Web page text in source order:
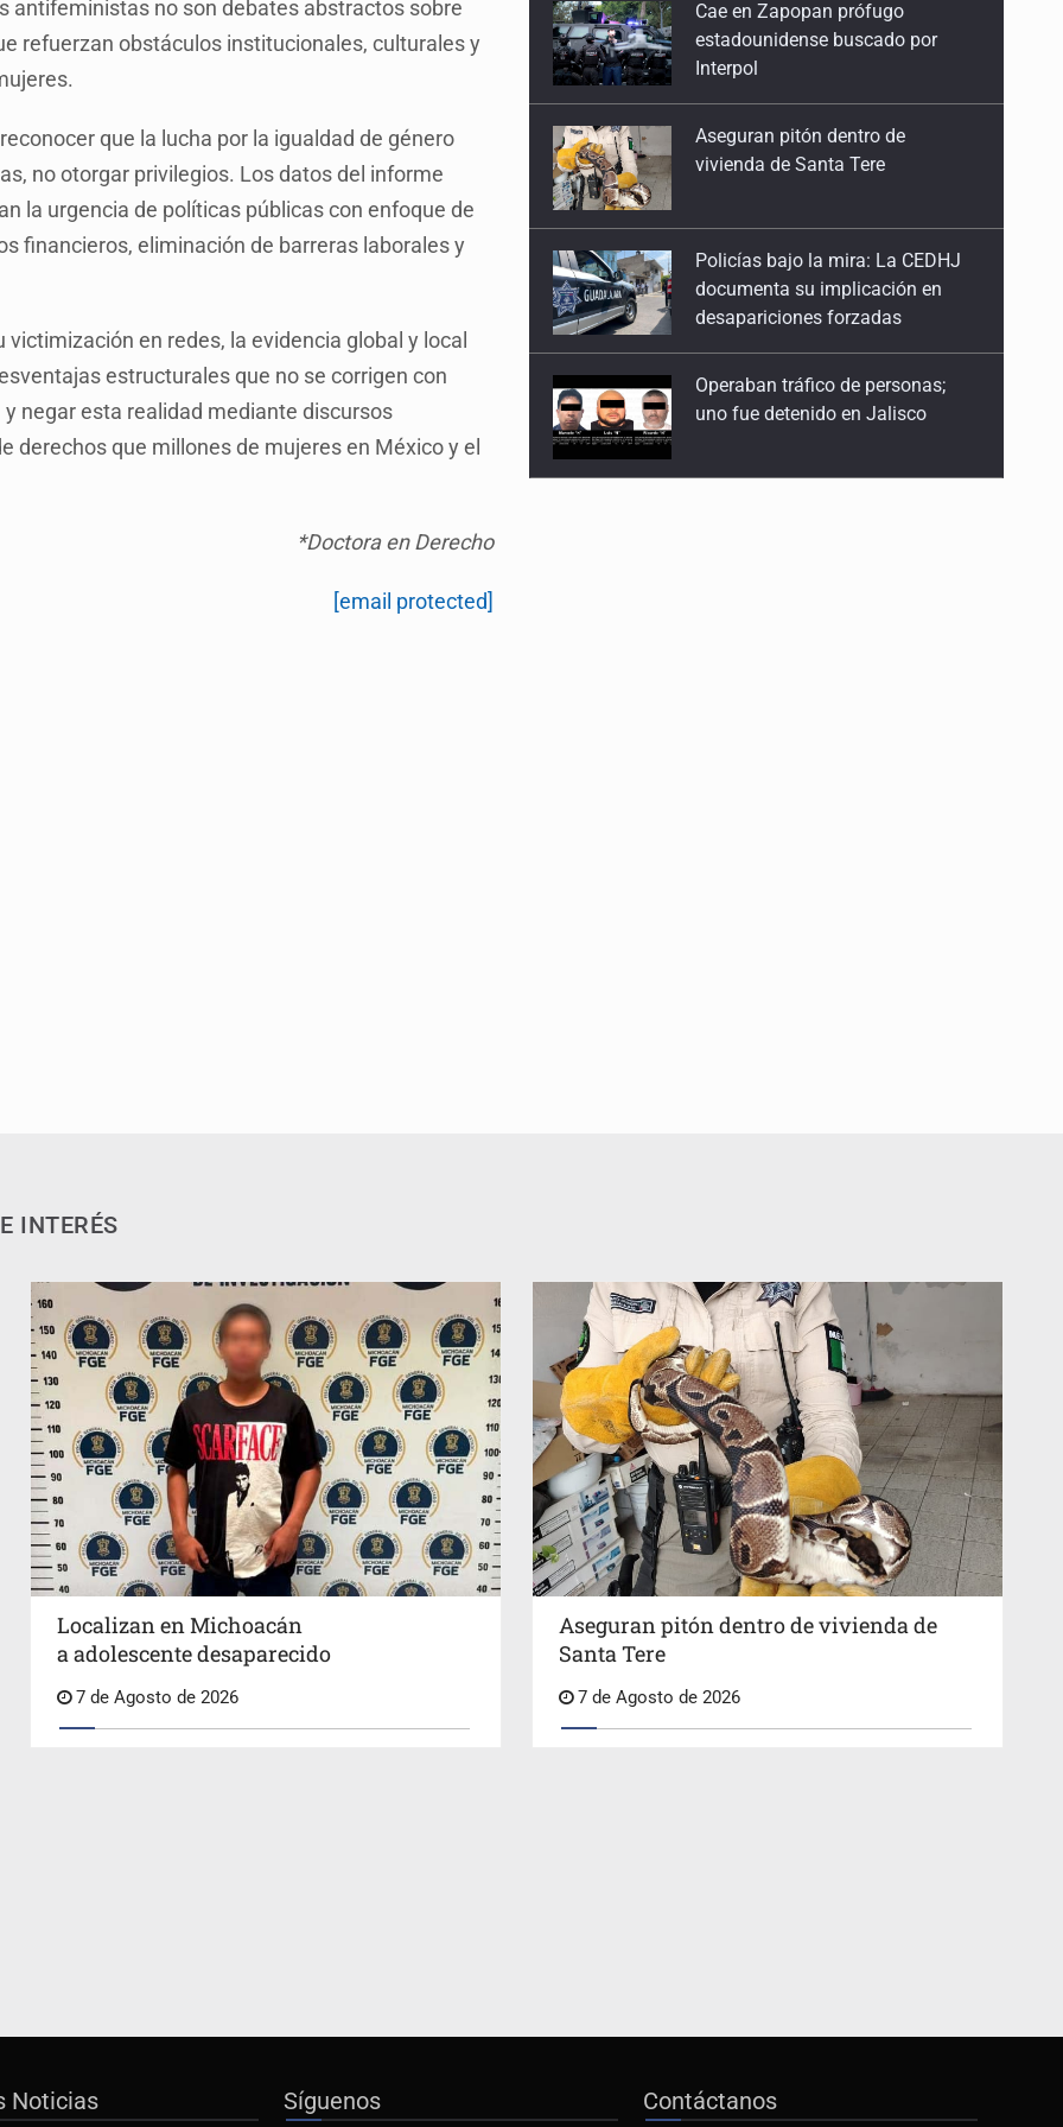
antifeministas no son debates abstractos sobre
refuerzan obstáculos institucionales, culturales y
que la lucha por la igualdad de género
no otorgar privilegios. Los datos del informe
la urgencia de políticas públicas con enfoque de
financieros, eliminación de barreras laborales y
en redes, la evidencia global y local
estructurales que no se corrigen con
negar esta realidad mediante discursos
que millones de mujeres en México y el
*Doctora en Derecho
[email protected]
14 de Abril de 2026
Eitan
24 de Marzo de 2026
Subsidio sin seguridad
La falacia meninista
10 de Febrero de 2026
Reconocer también es retribuir
3 de Febrero de 2026
Aseguran pitón dentro de
vivienda de Santa Tere
Policías bajo la mira: La CEDHJ
documenta su implicación en
Operaban tráfico de personas;
uno fue detenido en Jalisco
Catean casa por esquema de
fraude telefónico
INTERÉS
Localizan en Michoacán
a adolescente desaparecido
7 de Agosto de 2026
Aseguran pitón dentro de vivienda de
Santa Tere
7 de Agosto de 2026
Noticias Síguenos Contáctanos